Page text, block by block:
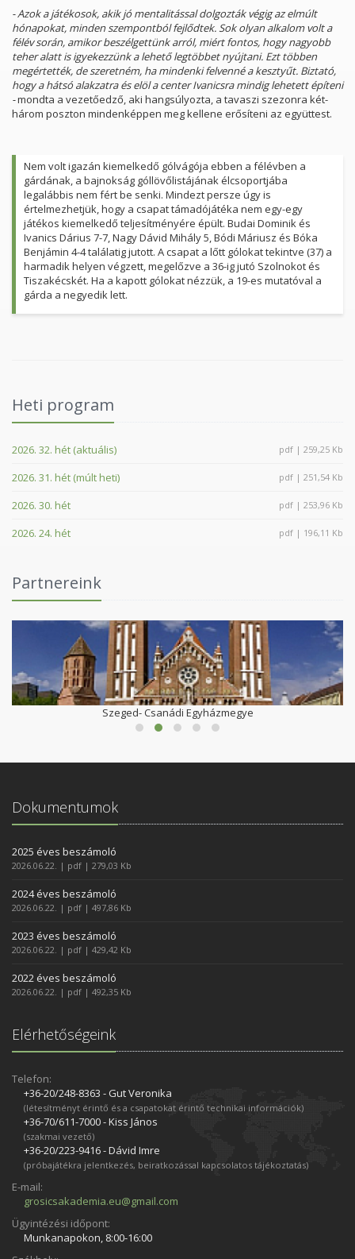
- Azok a játékosok, akik jó mentalitással dolgozták végig az elmúlt
hónapokat, minden szempontból fejlődtek. Sok olyan alkalom volt a
félév során, amikor beszélgettünk arról, miért fontos, hogy nagyobb
teher alatt is igyekezzünk a lehető legtöbbet nyújtani. Ezt többen
megértették, de szeretném, ha mindenki felvenné a kesztyűt. Biztató,
hogy a hátsó alakzatra és elöl a center Ivanicsra mindig lehetett építeni
-mondta a vezetőedző, aki hangsúlyozta, a tavaszi szezonra két-
három poszton mindenképpen meg kellene erősíteni az együttest.
Nem volt igazán kiemelkedő gólvágója ebben a félévben a
gárdának, a bajnokság góllövőlistájának élcsoportjába
legalábbis nem fért be senki. Mindezt persze úgy is
értelmezhetjük, hogy a csapat támadójátéka nem egy-egy
játékos kiemelkedő teljesítményére épült. Budai Dominik és
Ivanics Dárius 7-7, Nagy Dávid Mihály 5, Bódi Máriusz és Bóka
Benjámin 4-4 találatig jutott. A csapat a lőtt gólokat tekintve (37) a
harmadik helyen végzett, megelőzve a 36-ig jutó Szolnokot és
Tiszakécskét. Ha a kapott gólokat nézzük, a 19-es mutatóval a
gárda a negyedik lett.
Heti program
2026. 32. hét (aktuális) pdf | 259,25 Kb
2026. 31. hét (múlt heti) pdf | 251,54 Kb
2026. 30. hét pdf | 253,96 Kb
2026. 24. hét pdf | 196,11 Kb
Partnereink
Szeged- Csanádi Egyházmegye
Dokumentumok
2025 éves beszámoló
2026.06.22. | pdf | 279,03 Kb
2024 éves beszámoló
2026.06.22. | pdf | 497,86 Kb
2023 éves beszámoló
2026.06.22. | pdf | 429,42 Kb
2022 éves beszámoló
2026.06.22. | pdf | 492,35 Kb
Elérhetőségeink
Telefon:
+36-20/248­-8363 - Gut Veronika
(létesítményt érintő és a csapatokat érintő technikai információk)
+36-70/611­-7000 - Kiss János
(szakmai vezető)
+36-20/223­-9416 - Dávid Imre
(próbajátékra jelentkezés, beiratkozással kapcsolatos tájékoztatás)
E-mail:
grosicsakademia.eu@gmail.com
Ügyintézési időpont:
Munkanapokon, 8:00-16:00